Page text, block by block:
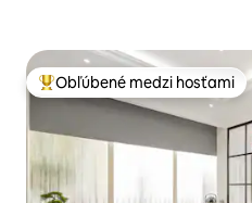
Najobľúbenejšie medzi hosťami
Obľúbené medzi hosťami